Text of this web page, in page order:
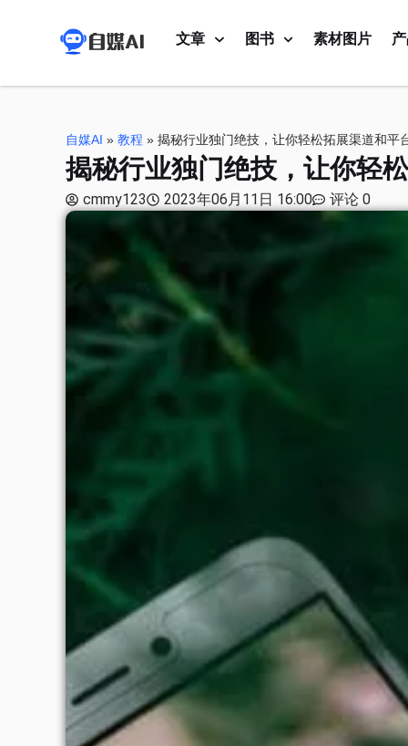
文章 图书 素材图片
自媒AI » 教程 » 揭秘行业独门绝技，让你轻松拓展渠道和平
揭秘行业独门绝技，让你轻
cmmy123 2023年06月11日 16:00 评论 0